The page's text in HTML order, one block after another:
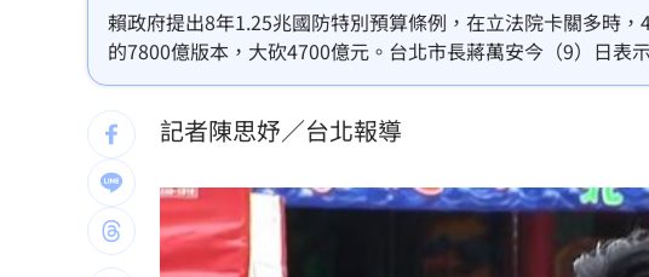
馬斯克蓋地球最大晶圓廠 專家揭3大隱憂 23:09
蔣市政一團糟？活動背板誤植HappiMess
飛機餐1果汁爆廁所之亂 醫：3類人勿亂喝 22:48
獨／田路路突改口找楊光友 許常德爆內幕 22:48
賴政府提出8年1.25兆國防特別預算條例，在立法院卡關多時
的7800億版本，大砍4700億元。台北市長蔣萬安今（9）日表
非常的團結，在野也共同努力通過了相關預算」，接下來要確
記者陳思妤／台北報導